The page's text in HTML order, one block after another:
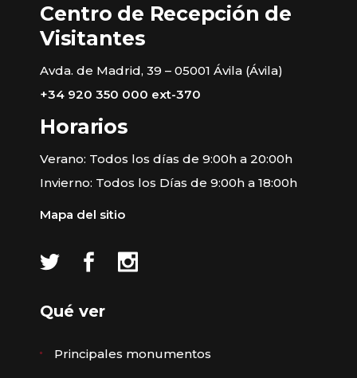
Centro de Recepción de
Visitantes
Avda. de Madrid, 39 – 05001 Ávila (Ávila)
+34 920 350 000 ext-370
Horarios
Verano: Todos los días de 9:00h a 20:00h
Invierno: Todos los Días de 9:00h a 18:00h
Mapa del sitio
Qué ver
Principales monumentos